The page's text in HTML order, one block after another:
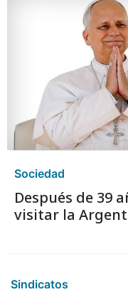
Sociedad
Después de 39
visitar la
Sindicatos